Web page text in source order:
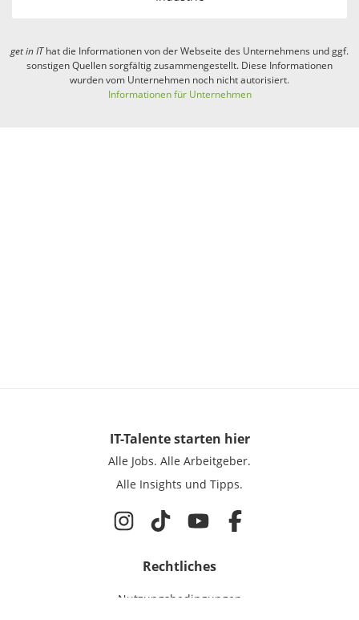
get in IThat die Informationen von der Webseite des Unternehmens und ggf.
sonstigen Quellen sorgfältig zusammengestellt. Diese Informationen
wurden vom Unternehmen noch nicht autorisiert.
Informationen für Unternehmen
IT-Talentestarten hier
Alle Jobs. Alle Arbeitgeber.
Alle Insights und Tipps.
Rechtliches
Nutzungsbedingungen